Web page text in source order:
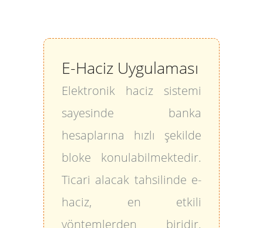
E-Haciz Uygulaması
Elektronik haciz sistemi
sayesinde banka
hesaplarına hızlı şekilde
bloke konulabilmektedir.
Ticari alacak tahsilinde e-
haciz, en etkili
yöntemlerden biridir.